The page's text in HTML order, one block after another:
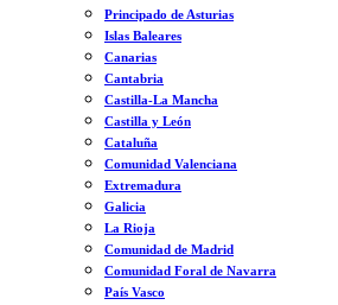
Principado de Asturias
Islas Baleares
Canarias
Cantabria
Castilla-La Mancha
Castilla y León
Cataluña
Comunidad Valenciana
Extremadura
Galicia
La Rioja
Comunidad de Madrid
Comunidad Foral de Navarra
País Vasco